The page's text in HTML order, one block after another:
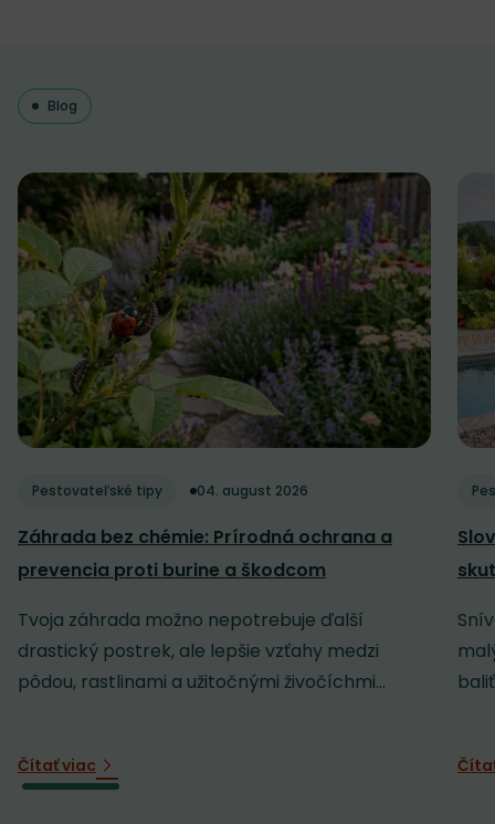
Blog
Pestovateľské tipy 04. august 2026
Záhrada bez chémie: Prírodná ochrana a
prevencia proti burine a škodcom
Tvoja záhrada možno nepotrebuje ďalší
drastický postrek, ale lepšie vzťahy medzi
pôdou, rastlinami a užitočnými živočíchmi...
Čítať viac